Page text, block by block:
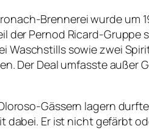
Brennerei wurde um
der Pernod Ricard-Gruppe
sowie zwei
Der Deal umfasste außer
Gässern lagern
dabei. Er ist nicht gefärbt